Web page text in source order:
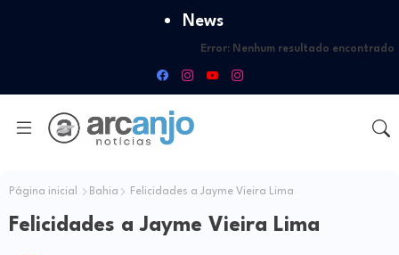
News
Error: Nenhum resultado encontrado
Página inicial Bahia Felicidades a Jayme Vieira Lima
Felicidades a Jayme Vieira Lima